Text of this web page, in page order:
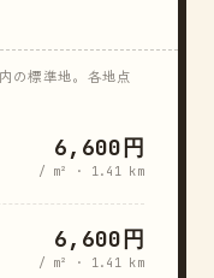
の標準地。各地点
6,600円
/ m² · 1.41 km
6,600円
/ m² · 1.41 km